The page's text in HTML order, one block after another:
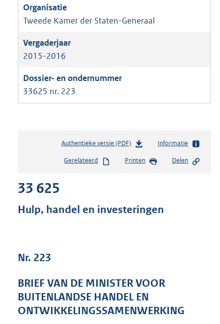
Tweede Kamer der Staten-Generaal
2015-2016
33625 nr. 223
Authentieke versie (PDF)b
s
s
e
:
4
Informatie
Gerelateerd Printen Delen
33 625
Hulp, handel en investeringen
Nr. 223
BRIEF VAN DE MINISTER VOOR
BUITENLANDSE HANDEL EN
ONTWIKKELINGSSAMENWERKING